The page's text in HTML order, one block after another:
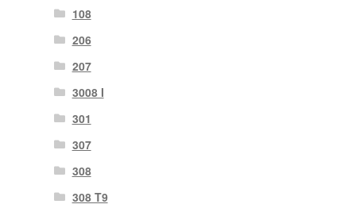
108
206
207
3008 I
301
307
308
308 T9